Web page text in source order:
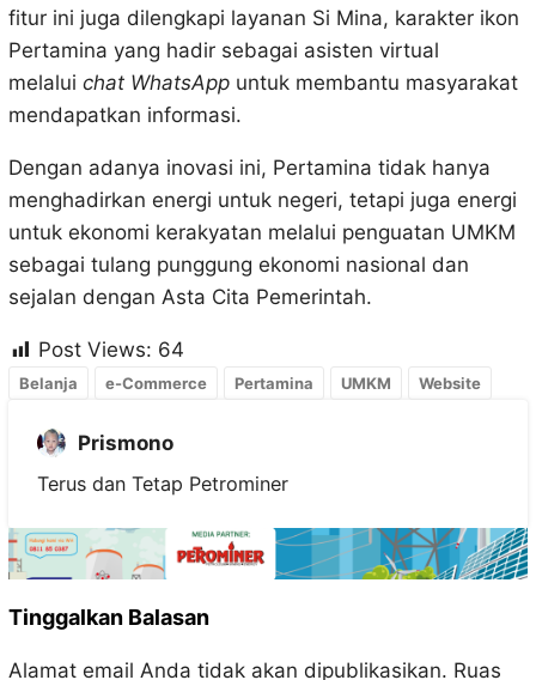
fitur ini juga dilengkapi layanan Si Mina, karakter ikon
Pertamina yang hadir sebagai asisten virtual
melalui chat WhatsAppuntuk membantu masyarakat
mendapatkan informasi.
Dengan adanya inovasi ini, Pertamina tidak hanya
menghadirkan energi untuk negeri, tetapi juga energi
untuk ekonomi kerakyatan melalui penguatan UMKM
sebagai tulang punggung ekonomi nasional dan
sejalan dengan Asta Cita Pemerintah.
Post Views: 64
Belanja e-Commerce Pertamina UMKM Website
Prismono
Terus dan Tetap Petrominer
Tinggalkan Balasan
Alamat email Anda tidak akan dipublikasikan. Ruas